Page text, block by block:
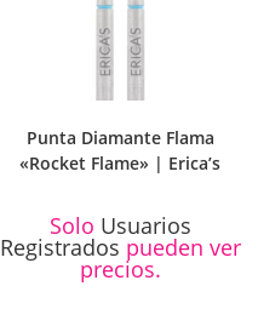
Punta Diamante Flama
«Rocket Flame» | Erica’s
Solo Usuarios
Registrados pueden ver
precios.